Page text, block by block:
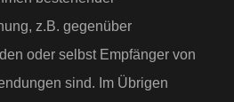
z.B. gegenüber
oder selbst Empfänger von
sind. Im Übrigen